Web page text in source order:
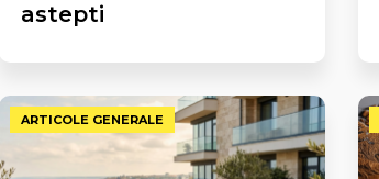
astepti
ARTICOLE GENERALE